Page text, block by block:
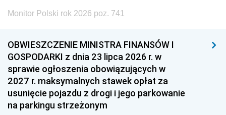
Monitor Polski rok 2026 poz. 741
OBWIESZCZENIE MINISTRA FINANSÓW I
GOSPODARKI z dnia 23 lipca 2026 r. w
sprawie ogłoszenia obowiązujących w
2027 r. maksymalnych stawek opłat za
usunięcie pojazdu z drogi i jego parkowanie
na parkingu strzeżonym